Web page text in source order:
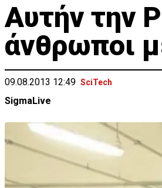
Αυτήν την
άνθρωποι
09.08.2013 12:49 SciTech
SigmaLive